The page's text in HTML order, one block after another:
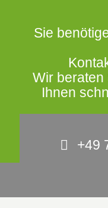
Sie
Wir beraten
Ihnen
+49